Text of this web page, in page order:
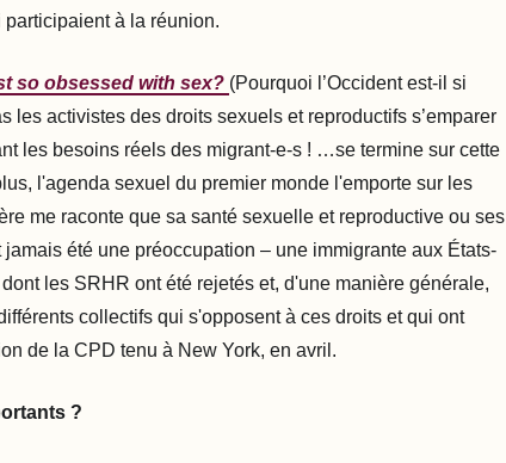
à la réunion.
so obsessed with sex? (Pourquoi l’Occident est-il si
les activistes des droits sexuels et reproductifs s’emparer
les besoins réels des migrant-e-s ! …se termine sur cette
l'agenda sexuel du premier monde l'emporte sur les
me raconte que sa santé sexuelle et reproductive ou ses
été une préoccupation – une immigrante aux États-
les SRHR ont été rejetés et, d'une manière générale,
collectifs qui s'opposent à ces droits et qui ont
de la CPD tenu à New York, en avril.
?